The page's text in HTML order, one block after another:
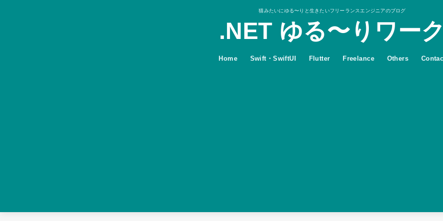
猫みたいにゆる〜りと生きたいフリーランスエンジニアのブログ
.NET ゆる〜りワーク
Home Swift・SwiftUI Flutter Freelance Others